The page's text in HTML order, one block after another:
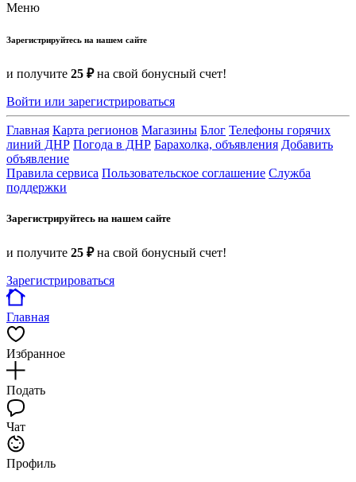
Меню
Зарегистрируйтесь на нашем сайте
и получите 25 ₽на свой бонусный счет!
Войти или зарегистрироваться
Главная Карта регионов Магазины Блог Телефоны горячих
линий ДНР Погода в ДНР Барахолка, объявления Добавить
объявление
Правила сервиса Пользовательское соглашение Служба
поддержки
Зарегистрируйтесь на нашем сайте
и получите 25 ₽на свой бонусный счет!
Зарегистрироваться
Главная
Избранное
Подать
Чат
Профиль